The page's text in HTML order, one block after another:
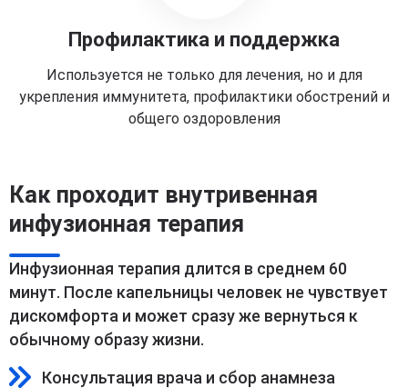
Профилактика и поддержка
Используется не только для лечения, но и для
укрепления иммунитета, профилактики обострений и
общего оздоровления
Как проходит внутривенная
инфузионная терапия
Инфузионная терапия длится в среднем 60
минут. После капельницы человек не чувствует
дискомфорта и может сразу же вернуться к
обычному образу жизни.
Консультация врача и сбор анамнеза